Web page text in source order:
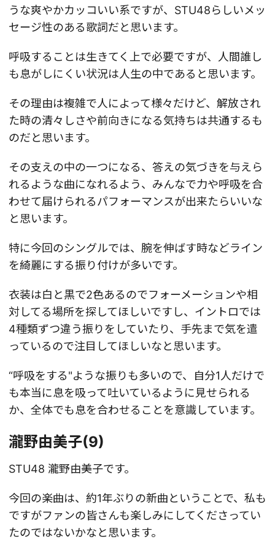
うな爽やかカッコいい系ですが、STU48らしいメッ
セージ性のある歌詞だと思います。
呼吸することは生きてく上で必要ですが、人間誰し
も息がしにくい状況は人生の中であると思います。
その理由は複雑で人によって様々だけど、解放され
た時の清々しさや前向きになる気持ちは共通するも
のだと思います。
その支えの中の一つになる、答えの気づきを与えら
れるような曲になれるよう、みんなで力や呼吸を合
わせて届けられるパフォーマンスが出来たらいいな
と思います。
特に今回のシングルでは、腕を伸ばす時などライン
を綺麗にする振り付けが多いです。
衣装は白と黒で2色あるのでフォーメーションや相
対してる場所を探してほしいですし、イントロでは
4種類ずつ違う振りをしていたり、手先まで気を遣
っているので注目してほしいなと思います。
“呼吸をする"ような振りも多いので、自分1人だけで
も本当に息を吸って吐いているように見せられる
か、全体でも息を合わせることを意識しています。
瀧野由美子(9)
STU48 瀧野由美子です。
今回の楽曲は、約1年ぶりの新曲ということで、私も
ですがファンの皆さんも楽しみにしてくださってい
たのではないかなと思います。